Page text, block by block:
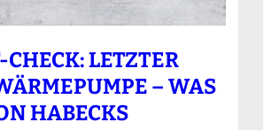
CHECK: LETZTER
– WAS
HABECKS